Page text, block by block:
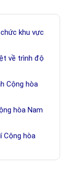
khu vực
về trình độ
Cộng hòa
hòa Nam
Cộng hòa